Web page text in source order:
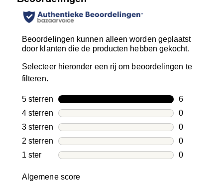
Beoordelingen kunnen alleen worden geplaatst
door klanten die de producten hebben gekocht.
Selecteer hieronder een rij om beoordelingen te
filteren.
5 sterren sterren
6
6
4 sterren sterren
0
0
3 sterren sterren
0
0
2 sterren sterren
0
0
1 ster sterren
0
Algemene score